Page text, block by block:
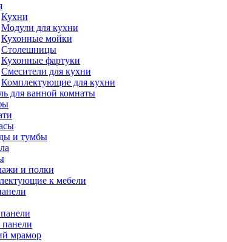
Кухни
Модули для кухни
Кухонные мойки
Столешницы
Кухонные фартуки
Смесители для кухни
Комплектующие для кухни
для ванной комнаты
и тумбы
и полки
к мебели
мрамор